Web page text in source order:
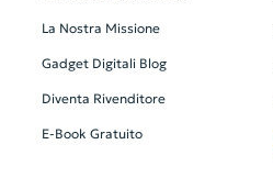
La Nostra Missione
Gadget Digitali Blog
Diventa Rivenditore
E-Book Gratuito